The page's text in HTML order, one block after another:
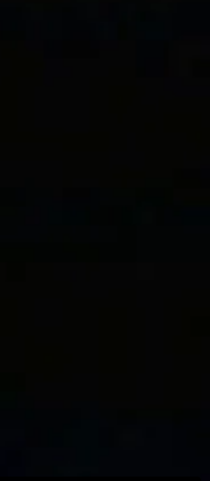
die du
den wahren Wert von
Preis angeboten
die wir machen
auf die gleiche Weise:
Fernseher
nichts an dem, was du
mehrmals im Jahr
Gegensatz zu